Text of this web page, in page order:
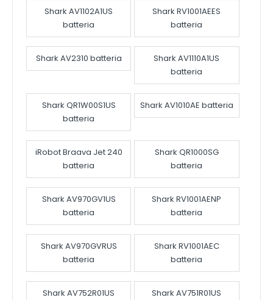
Shark AV1102A1US
batteria
Shark RV1001AEES
batteria
Shark AV2310 batteria
Shark AV1110A1US
batteria
Shark QR1W00S1US
batteria
Shark AV1010AE batteria
iRobot Braava Jet 240
batteria
Shark QR1000SG
batteria
Shark AV970GV1US
batteria
Shark RV1001AENP
batteria
Shark AV970GVRUS
batteria
Shark RV1001AEC
batteria
Shark AV752R01US
Shark AV751R01US